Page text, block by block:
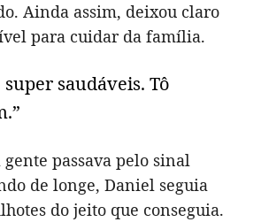
Ainda assim, deixou claro
para cuidar da família.
super saudáveis. Tô
passava pelo sinal
de longe, Daniel seguia
do jeito que conseguia.